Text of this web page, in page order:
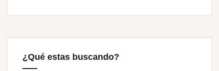
¿Qué estas buscando?